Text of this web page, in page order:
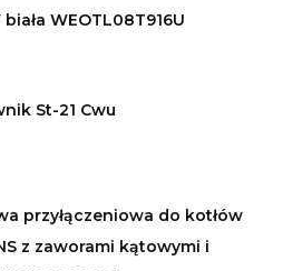
WEOTL08T916U
St-21 Cwu
przyłączeniowa do kotłów
z zaworami kątowymi i